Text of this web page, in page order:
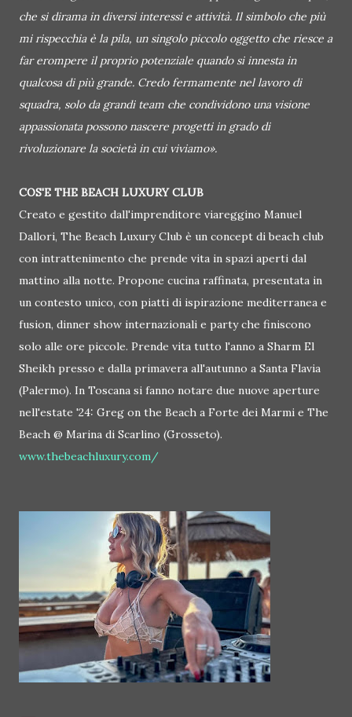
che si dirama in diversi interessi e attività. Il simbolo che più
mi rispecchia è la pila, un singolo piccolo oggetto che riesce a
far erompere il proprio potenziale quando si innesta in
qualcosa di più grande. Credo fermamente nel lavoro di
squadra, solo da grandi team che condividono una visione
appassionata possono nascere progetti in grado di
rivoluzionare la società in cui viviamo».
COS'E THE BEACH LUXURY CLUB
Creato e gestito dall'imprenditore viareggino Manuel
Dallori, The Beach Luxury Club è un concept di beach club
con intrattenimento che prende vita in spazi aperti dal
mattino alla notte. Propone cucina raffinata, presentata in
un contesto unico, con piatti di ispirazione mediterranea e
fusion, dinner show internazionali e party che finiscono
solo alle ore piccole. Prende vita tutto l'anno a Sharm El
Sheikh presso e dalla primavera all'autunno a Santa Flavia
(Palermo). In Toscana si fanno notare due nuove aperture
nell'estate '24: Greg on the Beach a Forte dei Marmi e The
Beach @ Marina di Scarlino (Grosseto).
www.thebeachluxury.com/